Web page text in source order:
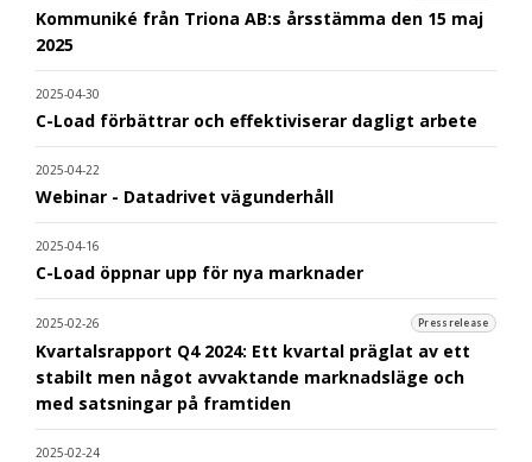
Kommuniké från Triona AB:s årsstämma den 15 maj
2025
2025-04-30
C-Load förbättrar och effektiviserar dagligt arbete
2025-04-22
Webinar - Datadrivet vägunderhåll
2025-04-16
C-Load öppnar upp för nya marknader
2025-02-26 Pressrelease
Kvartalsrapport Q4 2024: Ett kvartal präglat av ett
stabilt men något avvaktande marknadsläge och
med satsningar på framtiden
2025-02-24